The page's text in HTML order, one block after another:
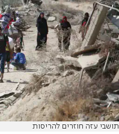
תושבי עזה חוזרים להריסות